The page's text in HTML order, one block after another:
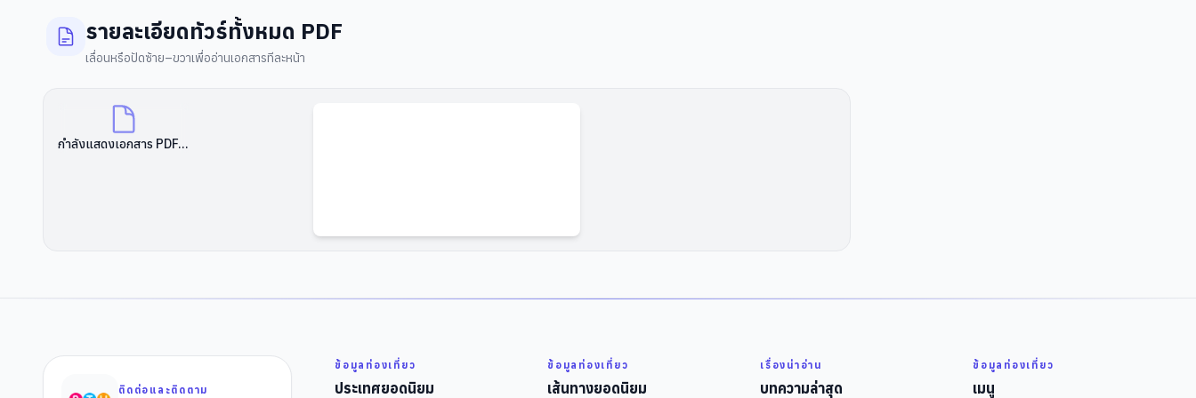
รายละเอียดทัวร์ทั้งหมด PDF
เลื่อนหรือปัดซ้าย–ขวาเพื่ออ่านเอกสารทีละหน้า
กำลังแสดงเอกสาร PDF...
ติดต่อและติดตาม
ข้อมูลท่องเที่ยว
ประเทศยอดนิยม
ข้อมูลท่องเที่ยว
เส้นทางยอดนิยม
เรื่องน่าอ่าน
บทความล่าสุด
ข้อมูลท่องเที่ยว
เมนู